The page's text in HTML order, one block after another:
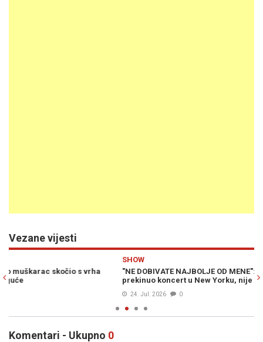
Vezane vijesti
"NE DOBIVATE NAJBOLJE OD MENE": Jon Bon Jovi iznenada
prekinuo koncert u New Yorku, nije se osjećao dobro
Komentari - Ukupno 0